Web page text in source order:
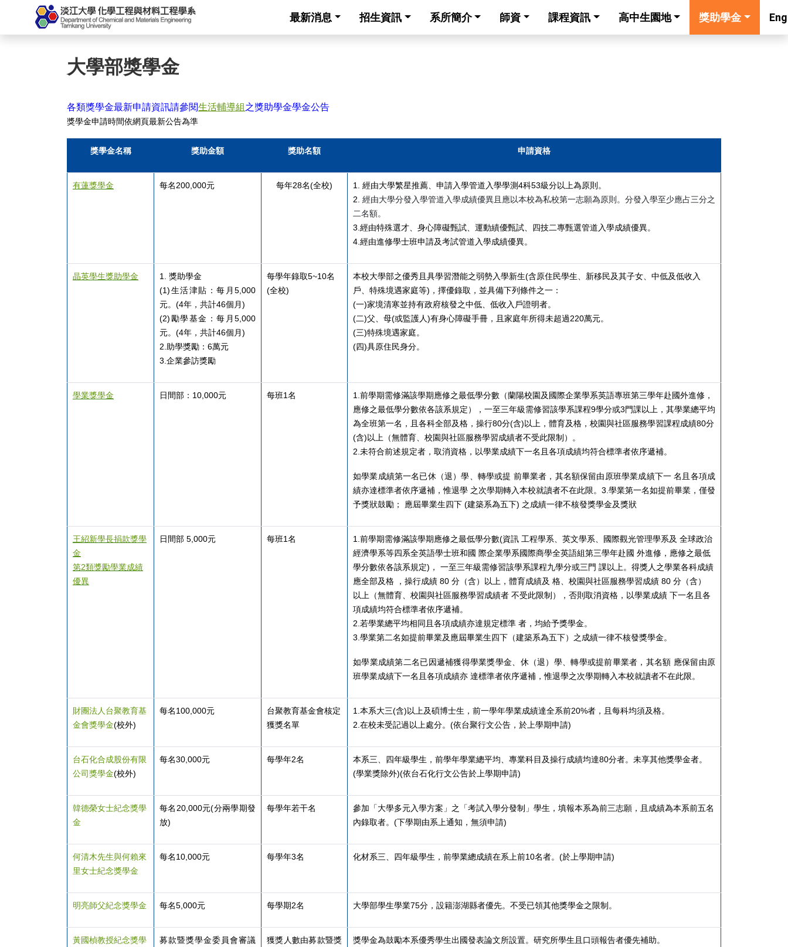
最新消息 招生資訊 系所簡介 師資 課程資訊 高中生園地 獎助學金
大學部獎學金
各類獎學金最新申請資訊請參閱生活輔導組之獎助學金學金公告
獎學金申請時間依網頁最新公告為準
獎學金名稱 獎助金額 獎助名額 申請資格
有蓮獎學金 每名200,000元 每年28名(全校) 1. 經由大學繁星推薦、申請入學管道入學學測4科53級分以上為原則。
2. 經由大學分發入學管道入學成績優異且應以本校為私校第一志願為原則。分發入學至少應占三分之
二名額。
3.經由特殊選才、身心障礙甄試、運動績優甄試、四技二專甄選管道入學成績優異。
4.經由進修學士班申請及考試管道入學成績優異。
晶英學生獎助學金 1. 獎助學金
(1)生活津貼：每月5,000
元。(4年，共計46個月)
(2)勵學基金：每月5,000
元。(4年，共計46個月)
2.助學獎勵：6萬元
3.企業參訪獎勵
每學年錄取5~10名
(全校)
本校大學部之優秀且具學習潛能之弱勢入學新生(含原住民學生、新移民及其子女、中低及低收入
戶、特殊境遇家庭等)，擇優錄取，並具備下列條件之一：
(一)家境清寒並持有政府核發之中低、低收入戶證明者。
(二)父、母(或監護人)有身心障礙手冊，且家庭年所得未超過220萬元。
(三)特殊境遇家庭。
(四)具原住民身分。
學業獎學金 日間部：10,000元 每班1名 1. 前學期需修滿該學期應修之最低學分數（蘭陽校園及國際企業學系英語專班第三學年赴國外進修，
應修之最低學分數依各該系規定），一至三年級需修習該學系課程9學分或3門課以上，其學業總平均
為全班第一名，且各科全部及格，操行80分(含)以上，體育及格，校園與社區服務學習課程成績80分
(含)以上（無體育、校園與社區服務學習成績者不受此限制）。
2.未符合前述規定者，取消資格，以學業成績下一名且各項成績均符合標準者依序遞補。
如學業成績第一名已休（退）學、轉學或提 前畢業者，其名額保留由原班學業成績下一 名且各項成
績亦達標準者依序遞補，惟退學 之次學期轉入本校就讀者不在此限。3.學業第一名如提前畢業，僅發
予獎狀鼓勵； 應屆畢業生四下 (建築系為五下) 之成績一律不核發獎學金及獎狀
王紹新學長捐款獎學
金
第2類獎勵學業成績
優異
日間部 5,000元 每班1名 1. 前學期需修滿該學期應修之最低學分數(資訊 工程學系、英文學系、國際觀光管理學系及 全球政治
經濟學系等四系全英語學士班和國 際企業學系國際商學全英語組第三學年赴國 外進修，應修之最低
學分數依各該系規定)， 一至三年級需修習該學系課程九學分或三門 課以上。得獎人之學業各科成績
應全部及格 ，操行成績 80 分（含）以上，體育成績及 格、校園與社區服務學習成績 80 分（含）
以上（無體育、校園與社區服務學習成績者 不受此限制），否則取消資格，以學業成績 下一名且各
項成績均符合標準者依序遞補。
2.若學業總平均相同且各項成績亦達規定標準 者，均給予獎學金。
3.學業第二名如提前畢業及應屆畢業生四下（建築系為五下）之成績一律不核發獎學金。
如學業成績第二名已因遞補獲得學業獎學金、休（退）學、轉學或提前畢業者，其名額 應保留由原
班學業成績下一名且各項成績亦 達標準者依序遞補，惟退學之次學期轉入本校就讀者不在此限。
財團法人台聚教育基
金會獎學金(校外)
每名100,000元
台聚教育基金會核定
獲獎名單
1. 本系大三(含)以上及碩博士生，前一學年學業成績達全系前20%者，且每科均須及格。
2. 在校未受記過以上處分。(依台聚行文公告，於上學期申請)
台石化合成股份有限
公司獎學金(校外)
每名30,000元 每學年2名
本系三、四年級學生，前學年學業總平均、專業科目及操行成績均達80分者。未享其他獎學金者。
(學業獎除外)(依台石化行文公告於上學期申請)
韓德榮女士紀念獎學
金
每名20,000元(分兩學期發
放)
每學年若干名
參加「大學多元入學方案」之「考試入學分發制」學生，填報本系為前三志願，且成績為本系前五名
內錄取者。(下學期由系上通知，無須申請)
何清木先生與何賴來
里女士紀念獎學金
每名10,000元 每學年3名 化材系三、四年級學生，前學業總成績在系上前10名者。(於上學期申請)
明亮師父紀念獎學金 每名5,000元 每學期2名 大學部學生學業75分，設籍澎湖縣者優先。不受已領其他獎學金之限制。
黃國楨教授紀念獎學
募款暨獎學金委員會審議
獲獎人數由募款暨獎
獎學金為鼓勵本系優秀學生出國發表論文所設置。研究所學生且口頭報告者優先補助。